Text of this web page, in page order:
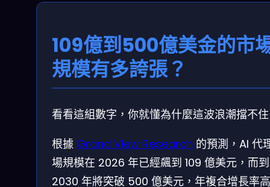
109億到500億美金的市
規模有多誇張？
看看這組數字，你就懂為什麼這波浪潮擋不
根據 Grand View Research 的預測，AI 代
場規模在 2026 年已經飆到 109 億美元，而到
2030 年將突破 500 億美元，年複合增長率